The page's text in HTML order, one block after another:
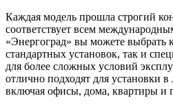
Каждая модель прошла строгий
соответствует всем
«Энергоград» вы можете выбрать
стандартных установок, так и
для более сложных условий
отлично подходят для установки
включая офисы, дома, квартиры